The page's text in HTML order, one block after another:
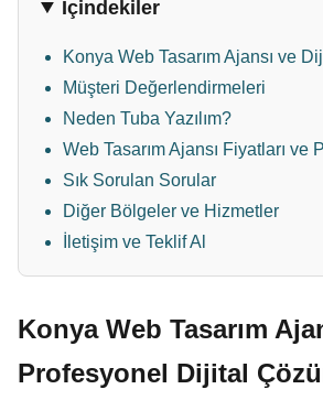
İçindekiler
Konya Web Tasarım Ajansı ve
Müşteri Değerlendirmeleri
Neden Tuba Yazılım?
Web Tasarım Ajansı Fiyatları ve
Sık Sorulan Sorular
Diğer Bölgeler ve Hizmetler
İletişim ve Teklif Al
Konya Web Tasarım
Profesyonel Dijital